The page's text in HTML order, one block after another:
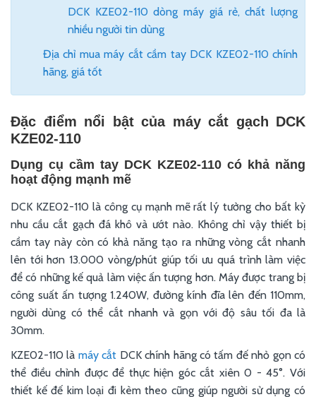
DCK KZE02-110 dòng máy giá rẻ, chất lượng
nhiều người tin dùng
Địa chỉ mua máy cắt cầm tay DCK KZE02-110 chính
hãng, giá tốt
Đặc điểm nổi bật của máy cắt gạch DCK
KZE02-110
Dụng cụ cầm tay DCK KZE02-110 có khả năng
hoạt động mạnh mẽ
DCK KZE02-110 là công cụ mạnh mẽ rất lý tưởng cho bất kỳ
nhu cầu cắt gạch đá khô và ướt nào. Không chỉ vậy thiết bị
cầm tay này còn có khả năng tạo ra những vòng cắt nhanh
lên tới hơn 13.000 vòng/phút giúp tối ưu quá trình làm việc
để có những kế quả làm việc ấn tượng hơn. Máy được trang bị
công suất ấn tượng 1.240W, đường kính đĩa lên đến 110mm,
người dùng có thể cắt nhanh và gọn với độ sâu tối đa là
30mm.
KZE02-110 là máy cắt DCK chính hãng có tấm đế nhỏ gọn có
thể điều chỉnh được để thực hiện góc cắt xiên 0 - 45°. Với
thiết kế đế kim loại đi kèm theo cũng giúp người sử dụng có